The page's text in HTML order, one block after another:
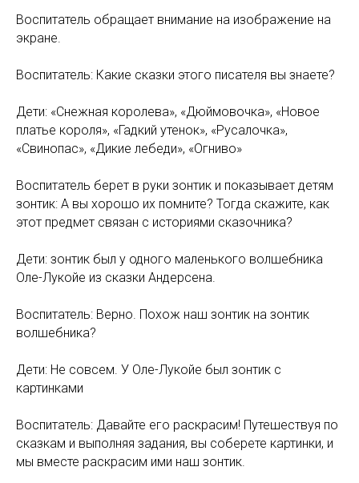
Воспитатель обращает внимание на изображение на
экране.
Воспитатель: Какие сказки этого писателя вы знаете?
Дети: «Снежная королева», «Дюймовочка», «Новое
платье короля», «Гадкий утенок», «Русалочка»,
«Свинопас», «Дикие лебеди», «Огниво»
Воспитатель берет в руки зонтик и показывает детям
зонтик: А вы хорошо их помните? Тогда скажите, как
этот предмет связан с историями сказочника?
Дети: зонтик был у одного маленького волшебника
Оле-Лукойе из сказки Андерсена.
Воспитатель: Верно. Похож наш зонтик на зонтик
волшебника?
Дети: Не совсем. У Оле-Лукойе был зонтик с
картинками
Воспитатель: Давайте его раскрасим! Путешествуя по
сказкам и выполняя задания, вы соберете картинки, и
мы вместе раскрасим ими наш зонтик.